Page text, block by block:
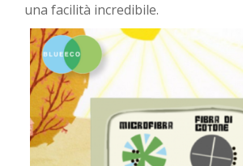
una facilità incredibile.